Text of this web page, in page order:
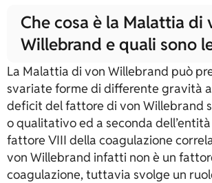
Che cosa è la Malattia di
Willebrand e quali sono
La Malattia di von Willebrand può
svariate forme di differente gravità
deficit del fattore di von Willebrand
o qualitativo ed a seconda
fattore VIII della coagulazione
von Willebrand infatti non è un
coagulazione, tuttavia svolge un